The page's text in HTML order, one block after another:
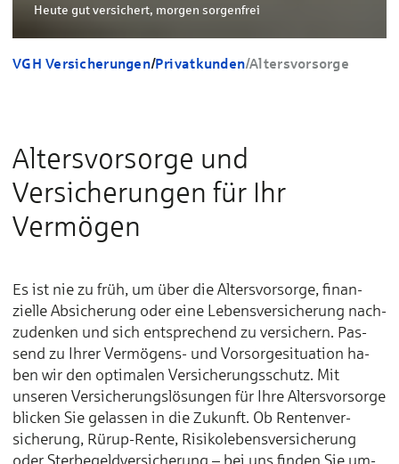
Heute gut versichert, morgen sorgenfrei
VGH Versicherungen/Privatkunden/Altersvorsorge
Altersvorsorge und
Versicherungen für Ihr
Vermögen
Es ist nie zu früh, um über die Alters­vor­sorge, finan­
zielle Ab­sicherung oder eine Lebens­ver­sicherung nach­
zu­denken und sich ent­sprechend zu ver­sichern. Pas­
send zu Ihrer Vermögens- und Vor­sorge­situation ha­
ben wir den opti­malen Ver­sicherungs­schutz. Mit
unseren Ver­sicherungs­lösungen für Ihre Alters­vor­sorge
blic­ken Sie ge­las­sen in die Zu­kunft. Ob Renten­ver­
sicherung, Rürup-Rente, Risiko­lebens­ver­sicherung
oder Sterbe­geld­ver­sicherung – bei uns fin­den Sie um­